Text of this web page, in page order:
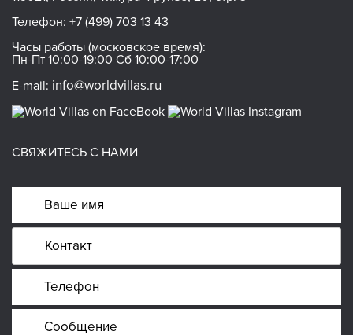
Телефон: +7 (499) 703 13 43
Часы работы (московское время):
Пн-Пт 10:00-19:00 Сб 10:00-17:00
E-mail: info@worldvillas.ru
СВЯЖИТЕСЬ С НАМИ